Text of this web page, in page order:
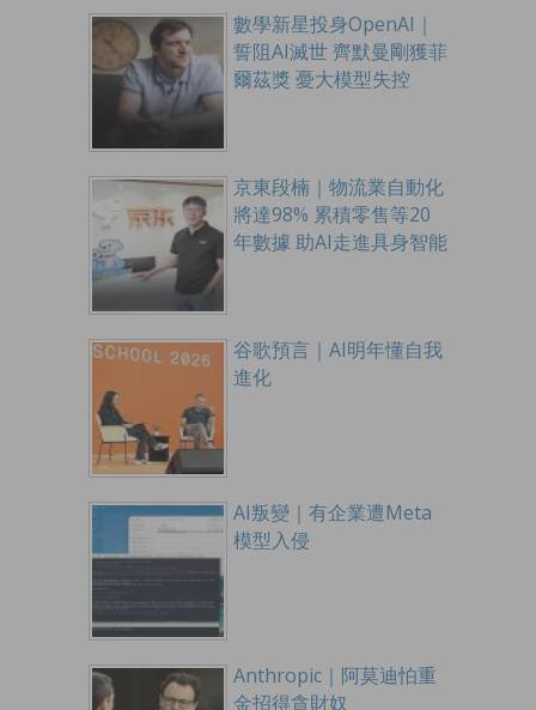
數學新星投身OpenAI｜
誓阻AI滅世 齊默曼剛獲菲
爾茲獎 憂大模型失控
京東段楠｜物流業自動化
將達98% 累積零售等20
年數據 助AI走進具身智能
谷歌預言｜AI明年懂自我
進化
AI叛變｜有企業遭Meta
模型入侵
Anthropic｜阿莫迪怕重
金招得貪財奴